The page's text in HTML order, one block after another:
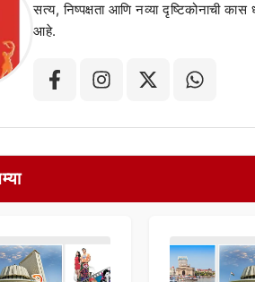
सत्य, निष्पक्षता आणि नव्या दृष्टिकोनाची
आहे.